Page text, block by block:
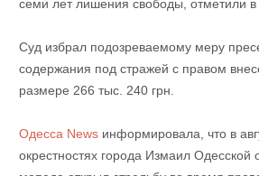
семи лет лишения свободы, отметили в
Суд избрал подозреваемому меру
содержания под стражей с правом
размере 266 тыс. 240 грн.
Одесса News информировала, что в
окрестностях города Измаил Одесской